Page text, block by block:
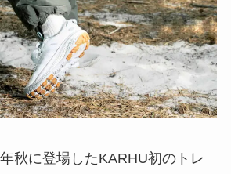
秋に登場したKARHU初のトレ